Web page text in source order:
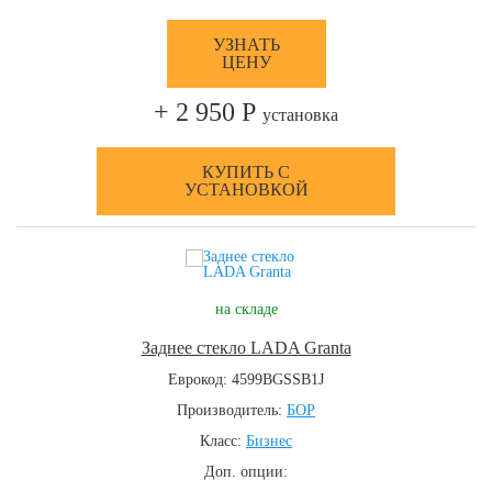
УЗНАТЬ
ЦЕНУ
+ 2 950 Р установка
КУПИТЬ С
УСТАНОВКОЙ
на складе
Заднее стекло LADA Granta
Еврокод: 4599BGSSB1J
Производитель: БОР
Класс: Бизнес
Доп. опции: